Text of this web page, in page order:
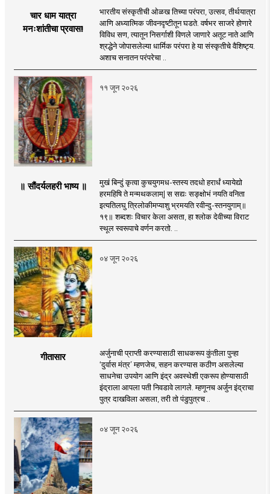
चार धाम यात्रा
मनःशांतीचा प्रवास!
भारतीय संस्कृतीची ओळख तिच्या परंपरा, उत्सव, तीर्थयात्रा
आणि अध्यात्मिक जीवनदृष्टीतून घडते. वर्षभर साजरे होणारे
विविध सण, त्यातून निसर्गाशी विणले जाणारे अतूट नाते आणि
श्रद्धेने जोपासलेल्या धार्मिक परंपरा हे या संस्कृतीचे वैशिष्ट्य.
अशाच सनातन परंपरेचा ..
११ जून २०२६
॥ सौंदर्यलहरी भाष्य ॥
मुखं बिन्दुं कृत्वा कुचयुगमध-स्तस्य तदधो हरार्धं ध्यायेद्यो
हरमहिषि ते मन्मथकलाम्| स सद्यः सङ्क्षोभं नयति वनिता
इत्यतिलघु त्रिलोकीमप्याशु भ्रमयति रवीन्दु-स्तनयुगाम्॥
१९॥ शब्दशः विचार केला असता, हा श्लोक देवीच्या विराट
स्थूल स्वरूपाचे वर्णन करतो. ..
०४ जून २०२६
गीतासार
अर्जुनाची प्राप्ती करण्यासाठी साधकरूप कुंतीला पुन्हा
‘दुर्वास मंत्र’ म्हणजेच, सहन करण्यास कठीण असलेल्या
साधनेचा उपयोग आणि इंद्र अवस्थेशी एकरूप होण्यासाठी
इंद्राला आपला पती निवडावे लागले. म्हणूनच अर्जुन इंद्राचा
पुत्र दाखविला असला, तरी तो पंडुपुत्रच ..
०४ जून २०२६